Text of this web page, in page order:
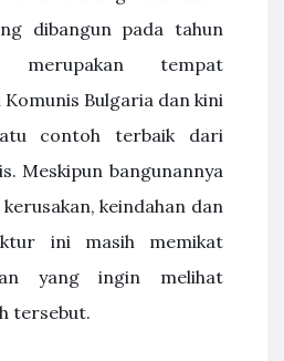
dibangun pada tahun
merupakan tempat
Bulgaria dan kini
contoh terbaik dari
Meskipun bangunannya
keindahan dan
ini masih memikat
yang ingin melihat
tersebut.